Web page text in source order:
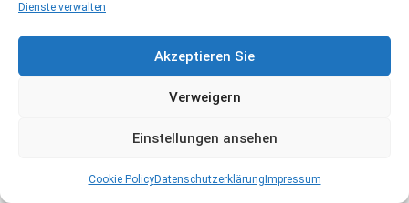
Dienste verwalten
Akzeptieren Sie
Verweigern
Einstellungen ansehen
Cookie PolicyDatenschutzerklärung Impressum